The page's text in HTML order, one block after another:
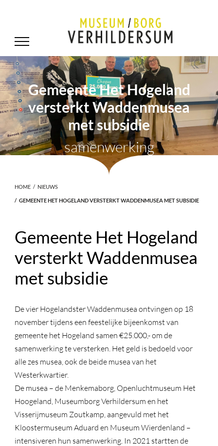
Gemeente Het Hogeland
versterkt Waddenmusea
met subsidie
samenwerking
HOME NIEUWS
GEMEENTE HET HOGELAND VERSTERKT WADDENMUSEA MET SUBSIDIE
Gemeente Het Hogeland
versterkt Waddenmusea
met subsidie
De vier Hogelandster Waddenmusea ontvingen op 18
november tijdens een feestelijke bijeenkomst van
gemeente het Hogeland samen €25.000,- om de
samenwerking te versterken. Het geld is bedoeld voor
alle zes musea, ook de beide musea van het
Westerkwartier.
De musea – de Menkemaborg, Openluchtmuseum Het
Hoogeland, Museumborg Verhildersum en het
Visserijmuseum Zoutkamp, aangevuld met het
Kloostermuseum Aduard en Museum Wierdenland –
intensiveren hun samenwerking. In 2021 startten de